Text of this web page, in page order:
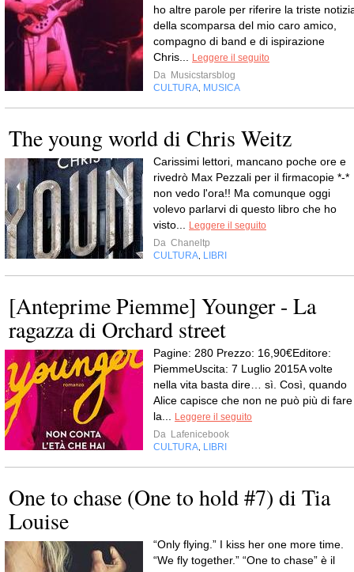
ho altre parole per riferire la triste
della scomparsa del mio caro amico,
compagno di band e di ispirazione
Chris...
Leggere il seguito
Da Musicstarsblog
CULTURA MUSICA
The young world di Chris Weitz
Carissimi lettori, mancano poche ore e
rivedrò Max Pezzali per il firmacopie *-*
non vedo l'ora!! Ma comunque oggi
volevo parlarvi di questo libro che ho
visto...
Leggere il seguito
Da Chaneltp
CULTURA LIBRI
[Anteprime Piemme] Younger - La
ragazza di Orchard street
Pagine: 280 Prezzo: 16,90€Editore:
PiemmeUscita: 7 Luglio 2015A volte
nella vita basta dire… sì. Così, quando
Alice capisce che non ne può più di fare
la...
Leggere il seguito
Da Lafenicebook
CULTURA LIBRI
One to chase (One to hold #7) di Tia
Louise
“Only flying.” I kiss her one more time.
“We fly together.” “One to chase” è il